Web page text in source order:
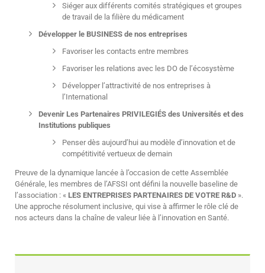
Siéger aux différents comités stratégiques et groupes
de travail de la filière du médicament
Développer le BUSINESS de nos entreprises
Favoriser les contacts entre membres
Favoriser les relations avec les DO de l’écosystème
Développer l’attractivité de nos entreprises à
l’International
Devenir Les Partenaires PRIVILEGIÉS des Universités et des
Institutions publiques
Penser dès aujourd’hui au modèle d’innovation et de
compétitivité vertueux de demain
Preuve de la dynamique lancée à l’occasion de cette Assemblée
Générale, les membres de l’AFSSI ont défini la nouvelle baseline de
l’association : « LES ENTREPRISES PARTENAIRES DE VOTRE R&D ».
Une approche résolument inclusive, qui vise à affirmer le rôle clé de
nos acteurs dans la chaîne de valeur liée à l’innovation en Santé.